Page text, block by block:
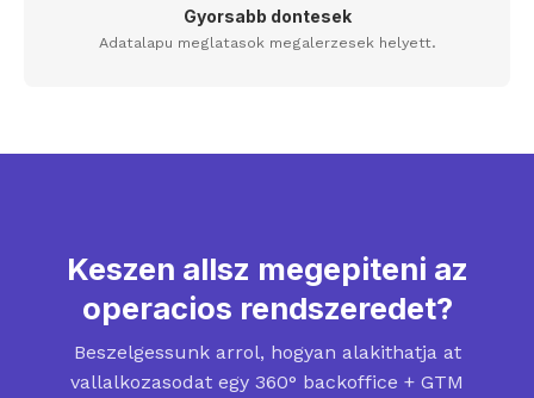
Gyorsabb dontesek
Adatalapu meglatasok megalerzesek helyett.
Keszen allsz megepiteni az
operacios rendszeredet?
Beszelgessunk arrol, hogyan alakithatja at
vallalkozasodat egy 360° backoffice + GTM